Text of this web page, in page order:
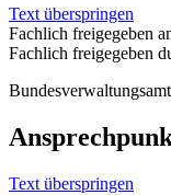
Text überspringen
Fachlich freigegeben
Fachlich freigegeben
Text überspringen